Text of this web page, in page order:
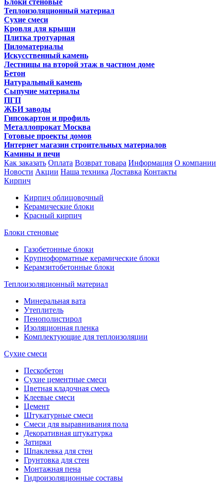
Блоки стеновые
Теплоизоляционный материал
Сухие смеси
Кровля для крыши
Плитка тротуарная
Пиломатериалы
Искусственный камень
Лестницы на второй этаж в частном доме
Бетон
Натуральный камень
Сыпучие материалы
ПГП
ЖБИ заводы
Гипсокартон и профиль
Металлопрокат Москва
Готовые проекты домов
Интернет магазин строительных материалов
Камины и печи
Как заказать Оплата Возврат товара Информация О компании
Новости Акции Наша техника Доставка Контакты
Кирпич
Кирпич облицовочный
Керамические блоки
Красный кирпич
Блоки стеновые
Газобетонные блоки
Крупноформатные керамические блоки
Керамзитобетонные блоки
Теплоизоляционный материал
Минеральная вата
Утеплитель
Пенополистирол
Изоляционная пленка
Комплектующие для теплоизоляции
Сухие смеси
Пескобетон
Сухие цементные смеси
Цветная кладочная смесь
Клеевые смеси
Цемент
Штукатурные смеси
Смеси для выравнивания пола
Декоративная штукатурка
Затирки
Шпаклевка для стен
Грунтовка для стен
Монтажная пена
Гидроизоляционные составы